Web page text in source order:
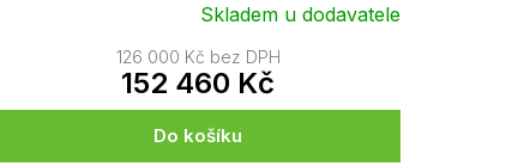
Skladem u dodavatele
126 000 Kč bez DPH
152 460 Kč
Do košíku